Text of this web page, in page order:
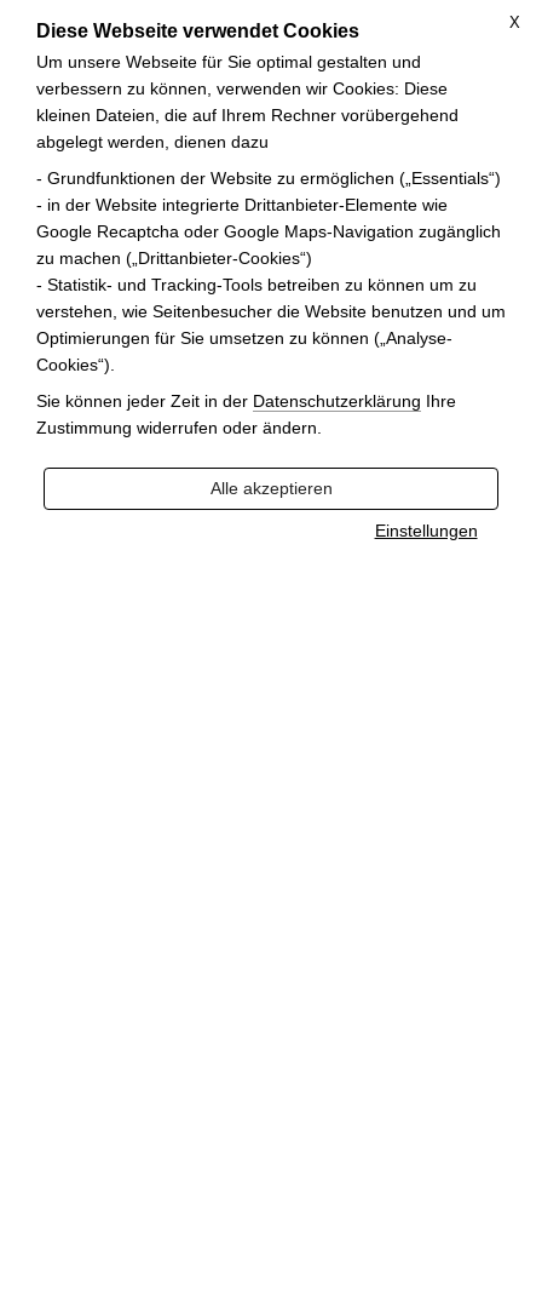
X
Diese Webseite verwendet Cookies
Um unsere Webseite für Sie optimal gestalten und
verbessern zu können, verwenden wir Cookies: Diese
kleinen Dateien, die auf Ihrem Rechner vorübergehend
abgelegt werden, dienen dazu
- Grundfunktionen der Website zu ermöglichen („Essentials“)
- in der Website integrierte Drittanbieter-Elemente wie
Google Recaptcha oder Google Maps-Navigation zugänglich
zu machen („Drittanbieter-Cookies“)
- Statistik- und Tracking-Tools betreiben zu können um zu
verstehen, wie Seitenbesucher die Website benutzen und um
Optimierungen für Sie umsetzen zu können („Analyse-
Cookies“).
Sie können jeder Zeit in der Datenschutzerklärung Ihre
Zustimmung widerrufen oder ändern.
Alle akzeptieren
Einstellungen